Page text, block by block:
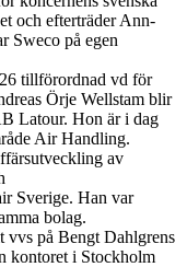
och efterträder Ann-
Sweco på egen
tillförordnad vd för
Örje Wellstam blir
Latour. Hon är i dag
Air Handling.
av
Sverige. Han var
bolag.
vvs på Bengt Dahlgrens
kontoret i Stockholm